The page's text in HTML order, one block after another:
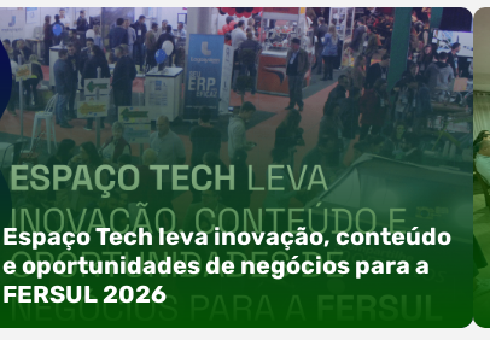
Espaço Tech leva inovação, conteúdo
e oportunidades de negócios para a
FERSUL 2026